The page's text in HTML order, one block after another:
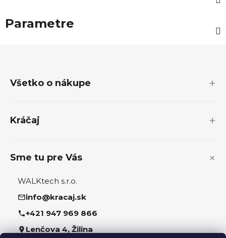
Parametre
Všetko o nákupe
Kráčaj
Sme tu pre Vás
WALKtech s.r.o.
info@kracaj.sk
+421 947 969 866
Lenčova 4, Žilina